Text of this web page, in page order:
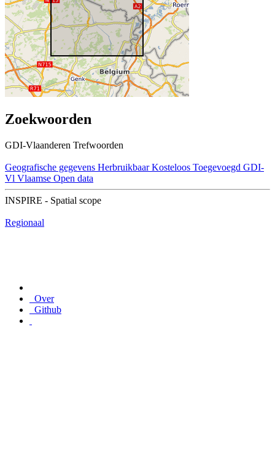
Zoekwoorden
GDI-Vlaanderen Trefwoorden
Geografische gegevens Herbruikbaar Kosteloos Toegevoegd GDI-
Vl Vlaamse Open data
INSPIRE - Spatial scope
Regionaal
Over
Github